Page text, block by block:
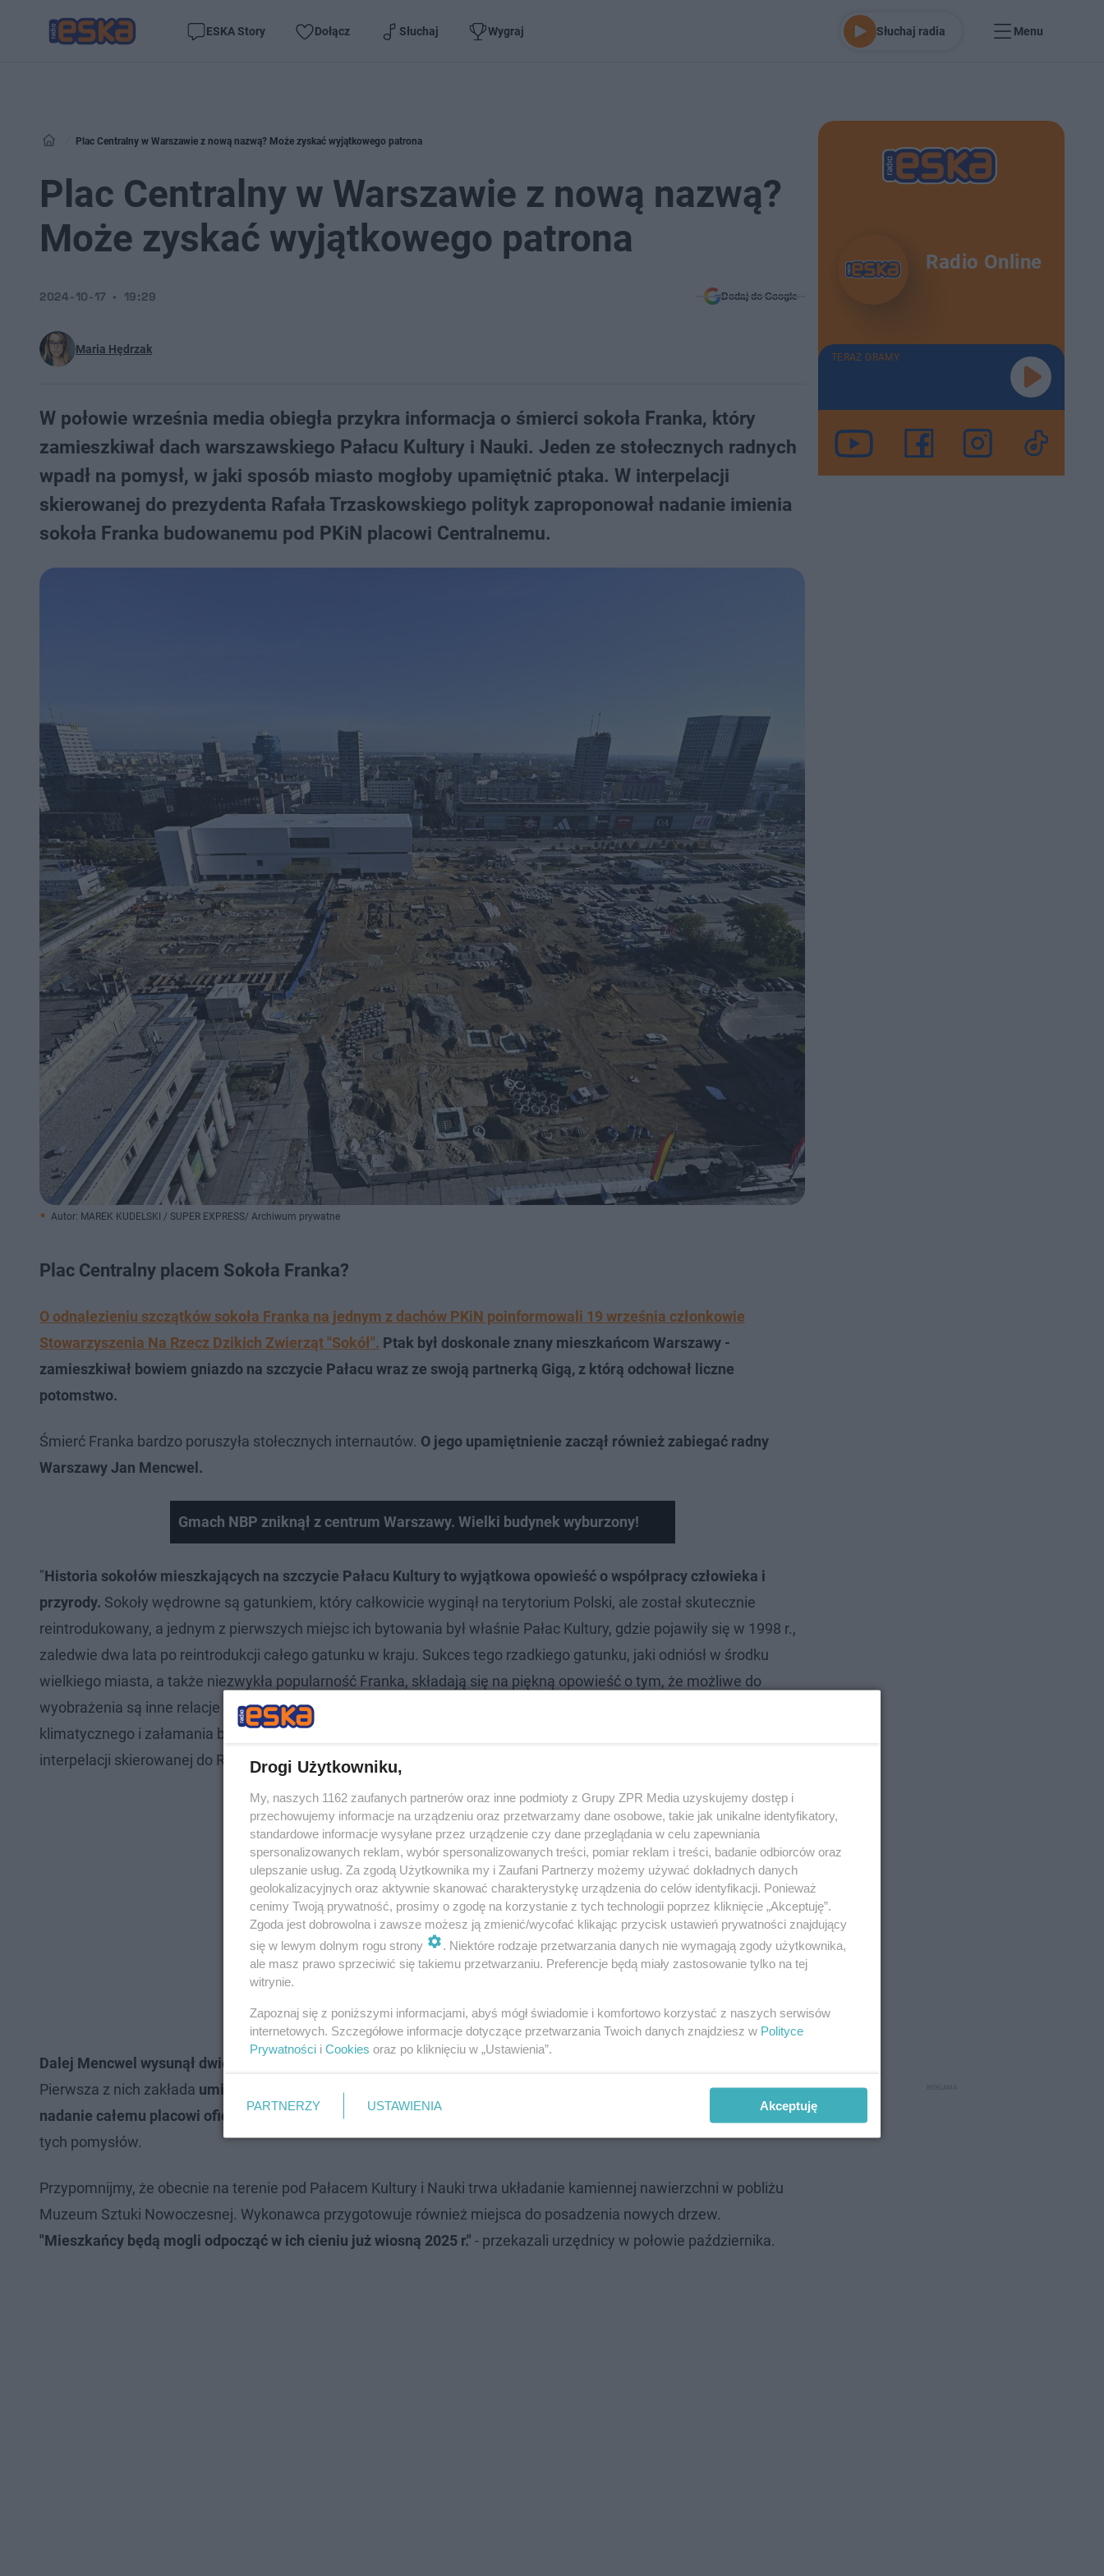
ESKA Story Dołącz Słuchaj Wygraj Słuchaj radia Menu
Plac Centralny w Warszawie z nową nazwą? Może zyskać wyjątkowego patrona
Plac Centralny w Warszawie z nową nazwą?
Może zyskać wyjątkowego patrona
Maria Hędrzak
2024-10-17 19:29 Dodaj do Google
W połowie września media obiegła przykra informacja o śmierci sokoła Franka, który
zamieszkiwał dach warszawskiego Pałacu Kultury i Nauki. Jeden ze stołecznych radnych
wpadł na pomysł, w jaki sposób miasto mogłoby upamiętnić ptaka. W interpelacji
skierowanej do prezydenta Rafała Trzaskowskiego polityk zaproponował nadanie imienia
sokoła Franka budowanemu pod PKiN placowi Centralnemu.
Autor: MAREK KUDELSKI / SUPER EXPRESS/ Archiwum prywatne
Plac Centralny placem Sokoła Franka?
O odnalezieniu szczątków sokoła Franka na jednym z dachów PKiN poinformowali 19 września członkowie
Stowarzyszenia Na Rzecz Dzikich Zwierząt "Sokół". Ptak był doskonale znany mieszkańcom Warszawy -
zamieszkiwał bowiem gniazdo na szczycie Pałacu wraz ze swoją partnerką Gigą, z którą odchował liczne
potomstwo.
Śmierć Franka bardzo poruszyła stołecznych internautów. O jego upamiętnienie zaczął również zabiegać radny
WarszawyJan Mencwel.
Gmach NBP zniknął z centrum Warszawy. Wielki budynek wyburzony!
"Historia sokołów mieszkających na szczycie Pałacu Kultury to wyjątkowa opowieść o współpracy człowieka i
przyrody. Sokoły wędrowne są gatunkiem, który całkowicie wyginął na terytorium Polski, ale został skutecznie
reintrodukowany, a jednym z pierwszych miejsc ich bytowania był właśnie Pałac Kultury, gdzie pojawiły się w 1998 r.,
zaledwie dwa lata po reintrodukcji całego gatunku w kraju. Sukces tego rzadkiego gatunku, jaki odniósł w środku
wielkiego miasta, a także niezwykła popularność Franka, składają się na piękną opowieść o tym, że możliwe do
wyobrażenia są inne relacje ludzi z przyrodą. Takie opowieści są dla nas bardzo ważne w czasach kryzysu
klimatycznego i załamania bioróżnorodności, którego jesteśmy świadkami i współsprawcami" - napisał społecznik w
interpelacji skierowanej do Rafała Trzaskowskiego.
Dalej Mencwel wysunął dwie propozycje upamiętnienia sokoła Franka w stołecznej przestrzeni publicznej.
Pierwsza z nich zakłada umieszczenie na powstającym właśnie placu Centralnym tablicy pamiątkowej, druga -
nadanie całemu placowi oficjalnej nazwy "Plac Sokoła Franka"
. Przedstawiciele ratusza nie odnieśli się jeszcze do
tych pomysłów.
Przypomnijmy, że obecnie na terenie pod Pałacem Kultury i Nauki trwa układanie kamiennej nawierzchni w pobliżu
Muzeum Sztuki Nowoczesnej. Wykonawca przygotowuje również miejsca do posadzenia nowych drzew.
"Mieszkańcy będą mogli odpocząć w ich cieniu już wiosną 2025 r." - przekazali urzędnicy w połowie października.
Radio Online
TERAZ GRAMY
Drogi Użytkowniku,
My, naszych 1162 zaufanych partnerów oraz inne podmioty z Grupy ZPR Media uzyskujemy dostęp i
przechowujemy informacje na urządzeniu oraz przetwarzamy dane osobowe, takie jak unikalne identyfikatory,
standardowe informacje wysyłane przez urządzenie czy dane przeglądania w celu zapewniania
spersonalizowanych reklam, wybór spersonalizowanych treści, pomiar reklam i treści, badanie odbiorców oraz
ulepszanie usług. Za zgodą Użytkownika my i Zaufani Partnerzy możemy używać dokładnych danych
geolokalizacyjnych oraz aktywnie skanować charakterystykę urządzenia do celów identyfikacji. Ponieważ
cenimy Twoją prywatność, prosimy o zgodę na korzystanie z tych technologii poprzez kliknięcie „Akceptuję”.
Zgoda jest dobrowolna i zawsze możesz ją zmienić/wycofać klikając przycisk ustawień prywatności znajdujący
się w lewym dolnym rogu strony
. Niektóre rodzaje przetwarzania danych nie wymagają zgody użytkownika,
ale masz prawo sprzeciwić się takiemu przetwarzaniu. Preferencje będą miały zastosowanie tylko na tej
witrynie.
Zapoznaj się z poniższymi informacjami, abyś mógł świadomie i komfortowo korzystać z naszych serwisów
internetowych. Szczegółowe informacje dotyczące przetwarzania Twoich danych znajdziesz w Polityce
Prywatności i Cookies oraz po kliknięciu w „Ustawienia”.
PARTNERZY USTAWIENIA Akceptuję